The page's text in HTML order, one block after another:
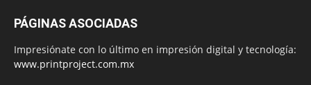
PÁGINAS ASOCIADAS
Impresiónate con lo último en impresión digital y tecnología:
www.printproject.com.mx